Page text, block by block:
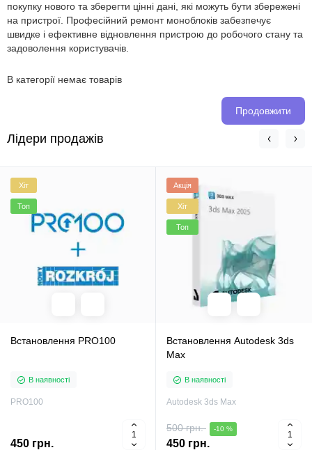
покупку нового та зберегти цінні дані, які можуть бути збережені
на пристрої. Професійний ремонт моноблоків забезпечує
швидке і ефективне відновлення пристрою до робочого стану та
задоволення користувачів.
В категорії немає товарів
Продовжити
Лідери продажів
Хіт
Топ
Встановлення PRO100
В наявності
PRO100
450 грн.
Акція
Хіт
Топ
Встановлення Autodesk 3ds
Max
В наявності
Autodesk 3ds Max
500 грн. -10 %
450 грн.